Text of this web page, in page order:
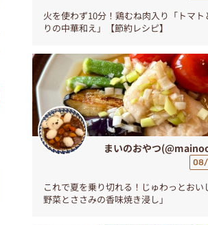
火を使わず10分！鶏むね肉入り「トマト
りの中華和え」【節約レシピ】
まいのおやつ
08/
これで夏を乗り切れる！じゅわっとおい
野菜とささみの香味焼き浸し」